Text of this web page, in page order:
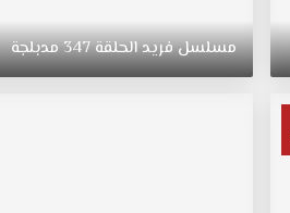
مسلسلفريدالحلقة347مدبلجة